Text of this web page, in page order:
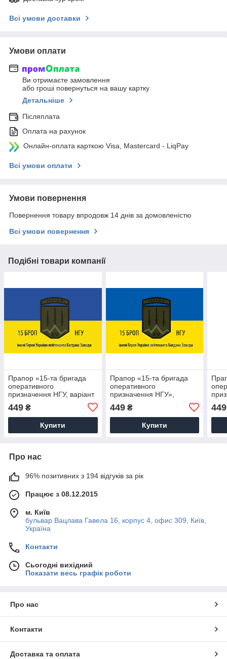
Всі умови доставки
Умови оплати
Ви отримаєте замовлення
або гроші повернуться на вашу картку
Детальніше
Післяплата
Оплата на рахунок
Онлайн-оплата карткою Visa, Mastercard - LiqPay
Всі умови оплати
Умови повернення
Повернення товару впродовж 14 днів за домовленістю
Всі умови повернення
Подібні товари компанії
Прапор «15-та бригада
оперативного
призначення НГУ, варіант
449 ₴
Купити
Прапор «15-та бригада
оперативного
призначення НГУ»,
Штучний шовк, 1200х700
мм
449₴
Купити
мм
449
Про нас
96% позитивних з 194 відгуків за рік
Працює з 08.12.2015
м. Київ
бульвар Вацлава Гавела 16, корпус 4, офис 309, Київ,
Україна
Контакти
Сьогодні вихідний
Показати весь графік роботи
Про нас
Контакти
Доставка та оплата